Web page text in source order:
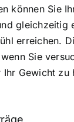
können Sie
gleichzeitig
erreichen.
Sie
Gewicht zu